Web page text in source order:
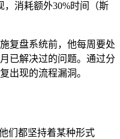
，消耗额外30%时间（斯
复盘系统前，他每周要处
已解决过的问题。通过分
出现的流程漏洞。
们都坚持着某种形式